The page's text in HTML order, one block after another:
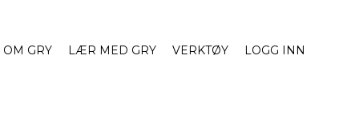
OM GRY LÆR MED GRY VERKTØY LOGG INN